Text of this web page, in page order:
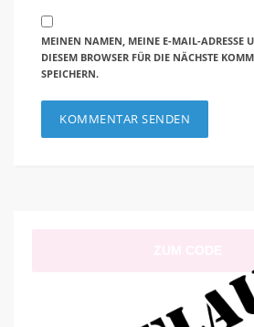
MEINEN NAMEN, MEINE E-MAIL-ADRESSE
DIESEM BROWSER FÜR DIE NÄCHSTE
SPEICHERN.